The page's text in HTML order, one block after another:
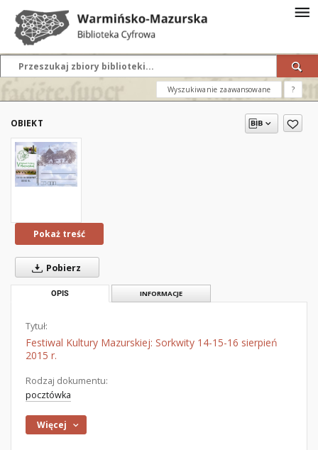
Wyszukiwanie zaawansowane ?
OBIEKT
Pokaż treść
Pobierz
OPIS INFORMACJE
Tytuł:
Festiwal Kultury Mazurskiej: Sorkwity 14-15-16 sierpień
2015 r.
Rodzaj dokumentu:
pocztówka
Więcej